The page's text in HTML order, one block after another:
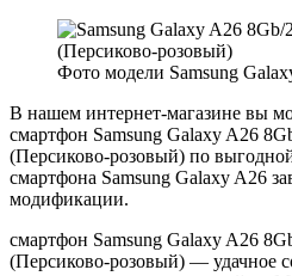
Фото модели Samsung
В нашем интернет-магазине вы
смартфон Samsung Galaxy A26
(Персиково-розовый) по
смартфона Samsung Galaxy A26
модификации.
смартфон Samsung Galaxy A26
(Персиково-розовый) — удачное